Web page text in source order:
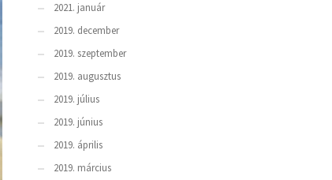
2021. január
2019. december
2019. szeptember
2019. augusztus
2019. július
2019. június
2019. április
2019. március